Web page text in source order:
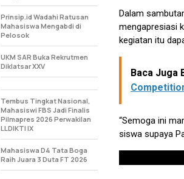
Dalam
mengapresiasi
kegiatan itu
Baca Juga
“Semoga ini
siswa supaya
Prinsip.id Wadahi Ratusan
Mahasiswa Mengabdi di
Pelosok
UKM SAR Buka Rekrutmen
Diklatsar XXV
Tembus Tingkat Nasional,
Mahasiswi FBS Jadi Finalis
Pilmapres 2026 Perwakilan
LLDIKTI IX
Mahasiswa D4 Tata Boga
Raih Juara 3 Duta FT 2026